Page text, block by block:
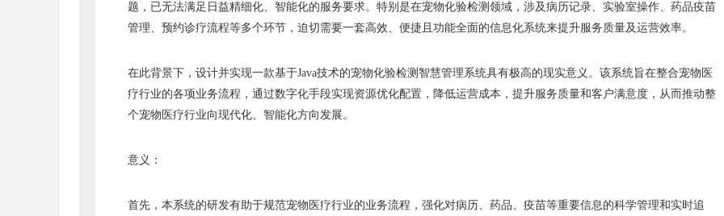
题，已无法满足日益精细化、智能化的服务要求。特别是在宠物化验检测领域，涉及病历记录、实验室操作、药品疫苗
管理、预约诊疗流程等多个环节，迫切需要一套高效、便捷且功能全面的信息化系统来提升服务质量及运营效率。
在此背景下，设计并实现一款基于Java技术的宠物化验检测智慧管理系统具有极高的现实意义。该系统旨在整合宠物医
疗行业的各项业务流程，通过数字化手段实现资源优化配置，降低运营成本，提升服务质量和客户满意度，从而推动整
个宠物医疗行业向现代化、智能化方向发展。
意义：
首先，本系统的研发有助于规范宠物医疗行业的业务流程，强化对病历、药品、疫苗等重要信息的科学管理和实时追